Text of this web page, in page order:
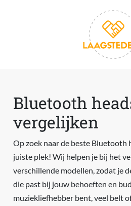
Bluetooth
vergelijken
Op zoek naar de beste Bluetooth
juiste plek! Wij helpen je bij het
verschillende modellen, zodat je
die past bij jouw behoeften en
muziekliefhebber bent, veel belt